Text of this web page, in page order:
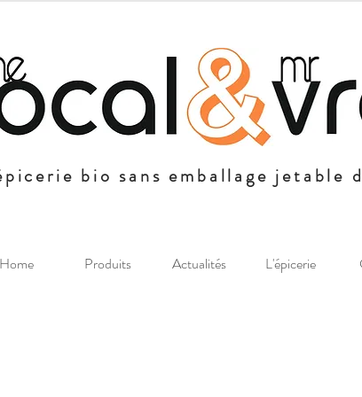
bio sans emballage jetable
Produits Actualités L'épicerie